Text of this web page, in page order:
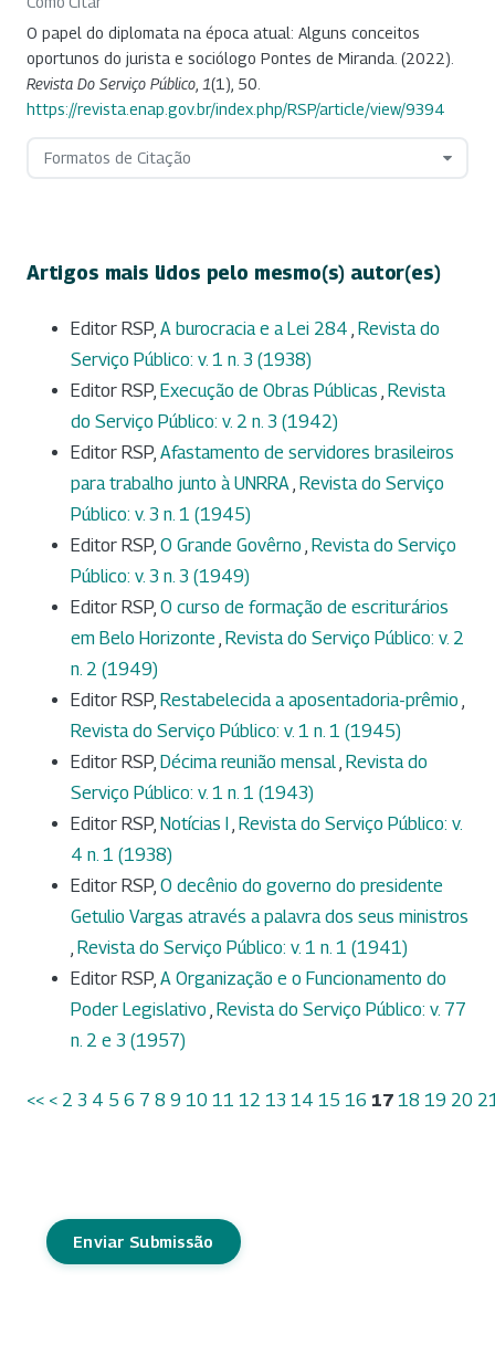
O papel do diplomata na época atual: Alguns conceitos
oportunos do jurista e sociólogo Pontes de Miranda. (2022).
Revista Do Serviço Público 1(1), 50.
https://revista.enap.gov.br/index.php/RSP/article/view/9394
Formatos de Citação
Artigos mais lidos pelo mesmo(s) autor(es)
Editor RSP, A burocracia e a Lei 284 , Revista do
Serviço Público: v. 1 n. 3 (1938)
Editor RSP, Execução de Obras Públicas , Revista
do Serviço Público: v. 2 n. 3 (1942)
Editor RSP, Afastamento de servidores brasileiros
para trabalho junto à UNRRA, Revista do Serviço
Público: v. 3 n. 1 (1945)
Editor RSP, O Grande Govêrno , Revista do Serviço
Público: v. 3 n. 3 (1949)
Editor RSP, O curso de formação de escriturários
em Belo Horizonte , Revista do Serviço Público: v. 2
n. 2 (1949)
Editor RSP, Restabelecida a aposentadoria-prêmio ,
Revista do Serviço Público: v. 1 n. 1 (1945)
Editor RSP, Décima reunião mensal, Revista do
Serviço Público: v. 1 n. 1 (1943)
Editor RSP, Notícias I , Revista do Serviço Público: v.
4 n. 1 (1938)
Editor RSP, O decênio do governo do presidente
Getulio Vargas através a palavra dos seus ministros
, Revista do Serviço Público: v. 1 n. 1 (1941)
Editor RSP, A Organização e o Funcionamento do
Poder Legislativo , Revista do Serviço Público: v. 77
n. 2 e 3 (1957)
<< < 2 3 4 5 6 7 8 9 10 11 12 13 14 15 16 17 18 19 20
Enviar Submissão